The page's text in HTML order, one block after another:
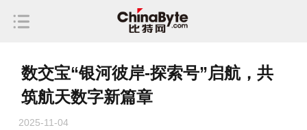
数交宝“银河彼岸-探索号”启航，共
筑航天数字新篇章
2025-11-04